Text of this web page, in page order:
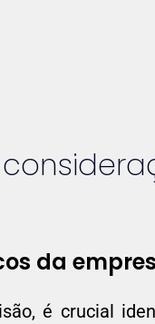
da
é crucial